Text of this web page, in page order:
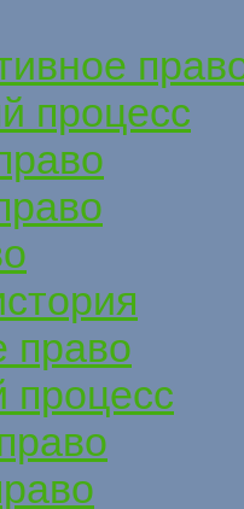
процесс
право
процесс